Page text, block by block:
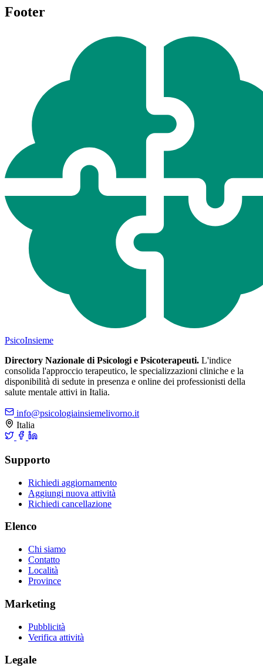
Footer
PsicoInsieme
Directory Nazionale di Psicologi e Psicoterapeuti. L'indice
consolida l'approccio terapeutico, le specializzazioni cliniche e la
disponibilità di sedute in presenza e online dei professionisti della
salute mentale attivi in Italia.
info@psicologiainsiemelivorno.it
Italia
Supporto
Richiedi aggiornamento
Aggiungi nuova attività
Richiedi cancellazione
Elenco
Chi siamo
Contatto
Località
Province
Marketing
Pubblicità
Verifica attività
Legale